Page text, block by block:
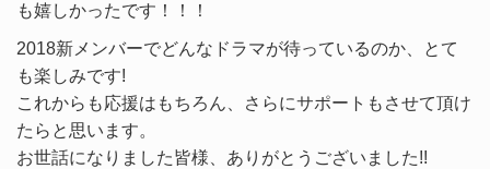
も嬉しかったです！！！
2018新メンバーでどんなドラマが待っているのか、とて
も楽しみです!
これからも応援はもちろん、さらにサポートもさせて頂け
たらと思います。
お世話になりました皆様、ありがとうございました!!